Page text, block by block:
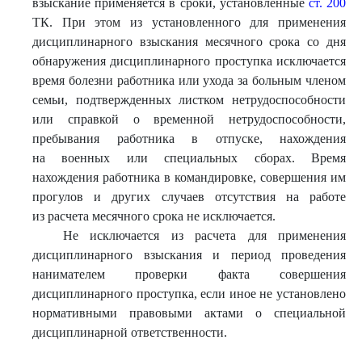
взыскание применяется в сроки, установленные ст. 200
ТК. При этом из установленного для применения
дисциплинарного взыскания месячного срока со дня
обнаружения дисциплинарного проступка исключается
время болезни работника или ухода за больным членом
семьи, подтвержденных листком нетрудоспособности
или справкой о временной нетрудоспособности,
пребывания работника в отпуске, нахождения
на военных или специальных сборах. Время
нахождения работника в командировке, совершения им
прогулов и других случаев отсутствия на работе
из расчета месячного срока не исключается.
Не исключается из расчета для применения
дисциплинарного взыскания и период проведения
нанимателем проверки факта совершения
дисциплинарного проступка, если иное не установлено
нормативными правовыми актами о специальной
дисциплинарной ответственности.